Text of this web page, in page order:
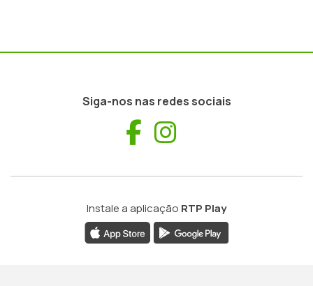
Siga-nos nas redes sociais
Facebook
Instale a aplicação RTP Play